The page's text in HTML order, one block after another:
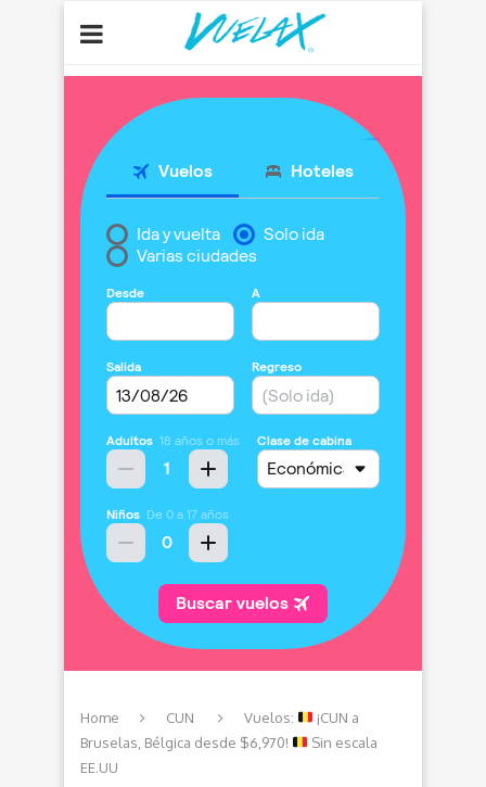
Home CUN Vuelos:
¡CUN a
Bruselas, Bélgica desde $6,970!
Sin escala
EE.UU